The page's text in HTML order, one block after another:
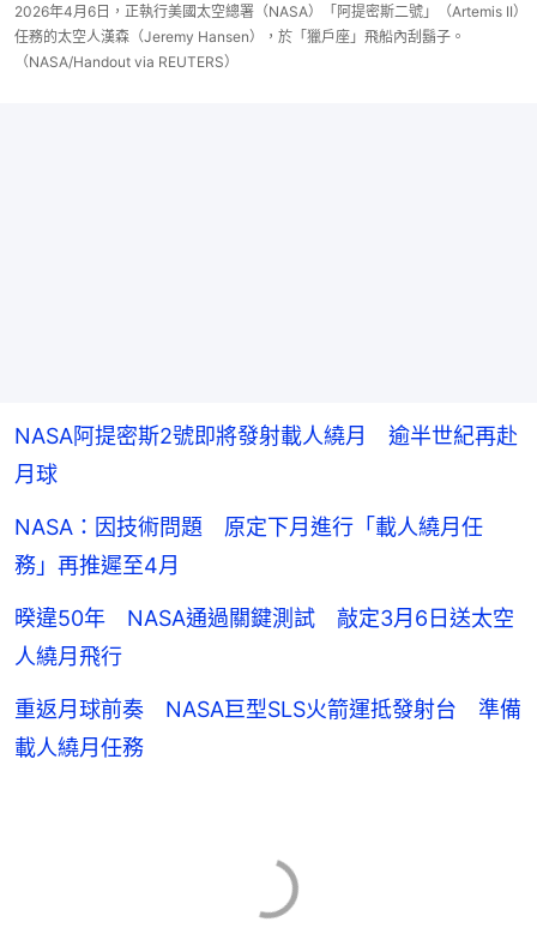
2026年4月6日，正執行美國太空總署（NASA）「阿提密斯二號」（Artemis II）
任務的太空人漢森（Jeremy Hansen），於「獵戶座」飛船內刮鬍子。
（NASA/Handout via REUTERS）
NASA阿提密斯2號即將發射載人繞月 逾半世紀再赴
月球
NASA：因技術問題 原定下月進行「載人繞月任
務」再推遲至4月
暌違50年 NASA通過關鍵測試 敲定3月6日送太空
人繞月飛行
重返月球前奏 NASA巨型SLS火箭運抵發射台 準備
載人繞月任務